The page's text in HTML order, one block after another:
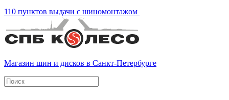
110 пунктов выдачи с шиномонтажом
Магазин шин и дисков в Санкт-Петербурге